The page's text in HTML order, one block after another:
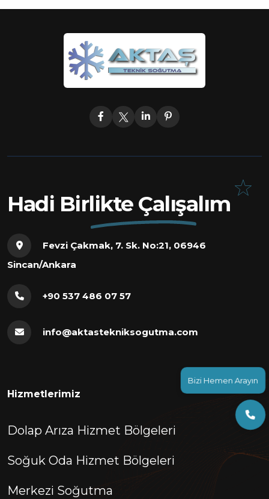
Bizi Hemen Arayın
Hadi Birlikte Çalışalım
Fevzi Çakmak, 7. Sk. No:21, 06946
Sincan/Ankara
+90 537 486 07 57
info@aktastekniksogutma.com
Hizmetlerimiz
Dolap Arıza Hizmet Bölgeleri
Soğuk Oda Hizmet Bölgeleri
Merkezi Soğutma